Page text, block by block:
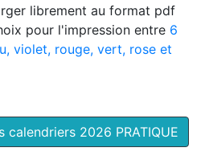
librement au format pdf
pour l'impression entre 6
violet, rouge, vert, rose et
calendriers 2026 PRATIQUE